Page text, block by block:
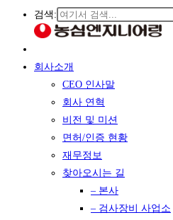
검색:
회사소개
CEO 인사말
회사 연혁
비전 및 미션
면허/인증 현황
재무정보
찾아오시는 길
– 본사
– 검사장비 사업소